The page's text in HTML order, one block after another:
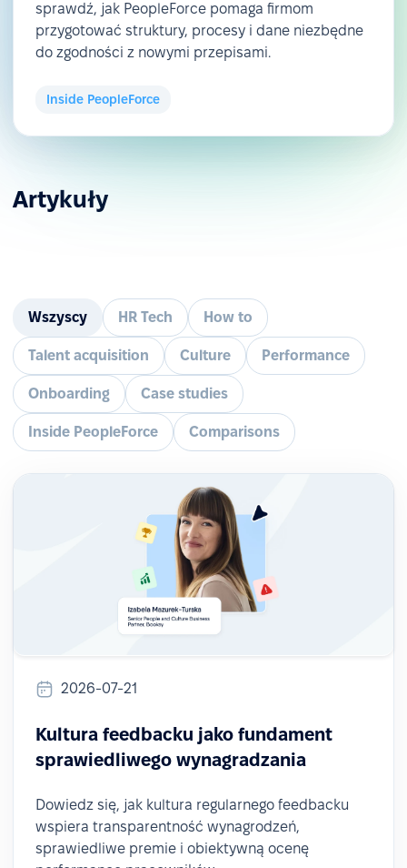
sprawdź, jak PeopleForce pomaga firmom
przygotować struktury, procesy i dane niezbędne
do zgodności z nowymi przepisami.
Inside PeopleForce
Artykuły
Wszyscy HR Tech How to
Talent acquisition Culture Performance
Onboarding Case studies
Inside PeopleForce Comparisons
2026-07-21
Kultura feedbacku jako fundament
sprawiedliwego wynagradzania
Dowiedz się, jak kultura regularnego feedbacku
wspiera transparentność wynagrodzeń,
sprawiedliwe premie i obiektywną ocenę